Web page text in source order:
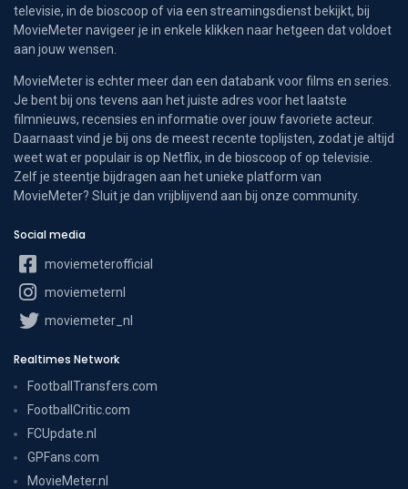
televisie, in de bioscoop of via een streamingsdienst bekijkt, bij
MovieMeter navigeer je in enkele klikken naar hetgeen dat voldoet
aan jouw wensen.
MovieMeter is echter meer dan een databank voor films en series.
Je bent bij ons tevens aan het juiste adres voor het laatste
filmnieuws, recensies en informatie over jouw favoriete acteur.
Daarnaast vind je bij ons de meest recente toplijsten, zodat je altijd
weet wat er populair is op Netflix, in de bioscoop of op televisie.
Zelf je steentje bijdragen aan het unieke platform van
MovieMeter? Sluit je dan vrijblijvend aan bij onze community.
Social media
moviemeterofficial
moviemeternl
moviemeter_nl
Realtimes Network
FootballTransfers.com
FootballCritic.com
FCUpdate.nl
GPFans.com
MovieMeter.nl